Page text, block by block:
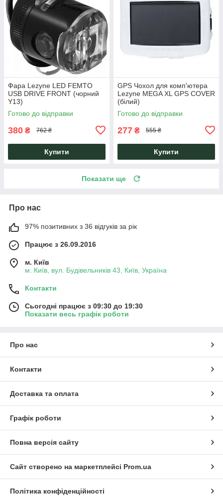
Фара Lezyne LED FEMTO
USB DRIVE FRONT (чорний
Y13)
Готово до відправки
380 ₴ 762 ₴
Купити
GPS Чохол для комп'ютера
Lezyne MEGA XL GPS COVER
(білий)
Готово до відправки
277 ₴ 555 ₴
Купити
Показати ще
Про нас
97% позитивних з 36 відгуків за рік
Працює з 26.09.2016
м. Київ
м. Київ, вул. Будівельників 43, Київ, Україна
Контакти
Сьогодні працює з 09:30 до 19:30
Показати весь графік роботи
Про нас
Контакти
Доставка та оплата
Графік роботи
Повна версія сайту
Сайт створено на маркетплейсі Prom.ua
Політика конфіденційності